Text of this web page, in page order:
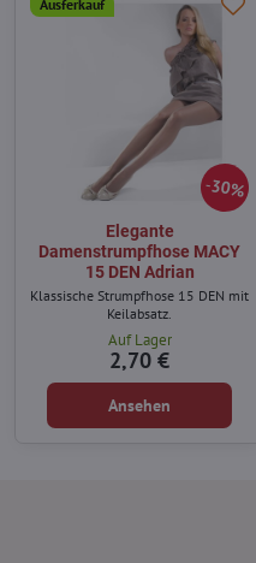
30%
Ausferkauf
Elegante
Damenstrumpfhose MACY
15 DEN Adrian
Klassische Strumpfhose 15 DEN mit
Keilabsatz.
Auf Lager
2,70 €
Ansehen